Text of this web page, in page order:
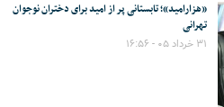
«هزارامید»؛ تابستانی پر از امید برای دختران نوجوان
تهرانی
۳۱ خرداد ۰۵ - ۱۶:۵۶